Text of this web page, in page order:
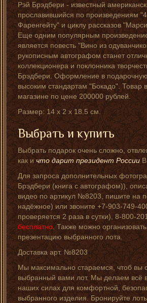
Рэй Брэдбери - известный
прославившийся по произведениям
Фаренгейту" и циклу рассказов
Еще одним популярным
является повесть "Вино из
рукописным автографом станет
коллекционера и поклонника
Брэдбери. Оформление в
высоким стандартам "Бокадо". Товар
магазине по цене 200000 рублей.
Размер: 14 x 2 x 18.5 см.
Выбрать и купить
Выбрать подарок очень сложно,
как ичто дарит президент России
Для запроса дополнительных
Брэдбери (книга с автографом)),
видео по артикул №8203, пишите на
надёжное) или звоните +7-903-749-
проверяется 2 раза в сутки), 8-800-
бесплатно. Также можно
презентацию выбранного лота.
Доставка арт. №8203
Мы максимально стараемся, чтоб вы
выбранный вами лот. Мы делаем всё
наших силах для комфортной,
выбранного изделия. Бронируйте